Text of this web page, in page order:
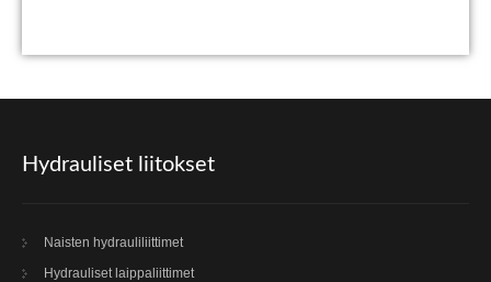
Hydrauliset liitokset
Naisten hydrauliliittimet
Hydrauliset laippaliittimet